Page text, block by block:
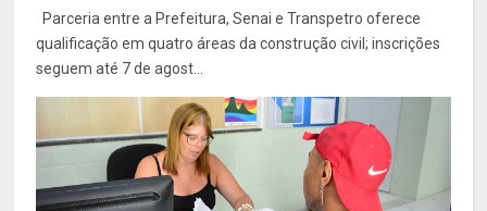
Parceria entre a Prefeitura, Senai e Transpetro oferece
qualificação em quatro áreas da construção civil; inscrições
seguem até 7 de agost...